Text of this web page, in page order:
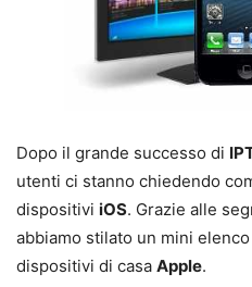
Dopo il grande successo di
utenti ci stanno chiedendo
dispositivi iOS. Grazie alle
abbiamo stilato un mini
dispositivi di casa Apple.